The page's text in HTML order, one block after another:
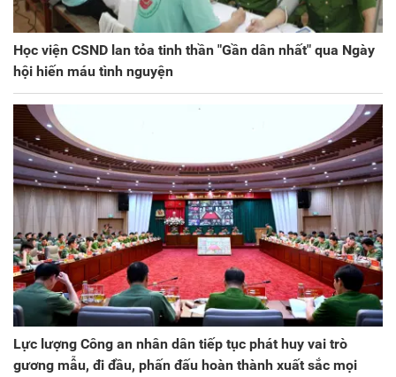
Học viện CSND lan tỏa tinh thần "Gần dân nhất" qua Ngày
hội hiến máu tình nguyện
Lực lượng Công an nhân dân tiếp tục phát huy vai trò
gương mẫu, đi đầu, phấn đấu hoàn thành xuất sắc mọi